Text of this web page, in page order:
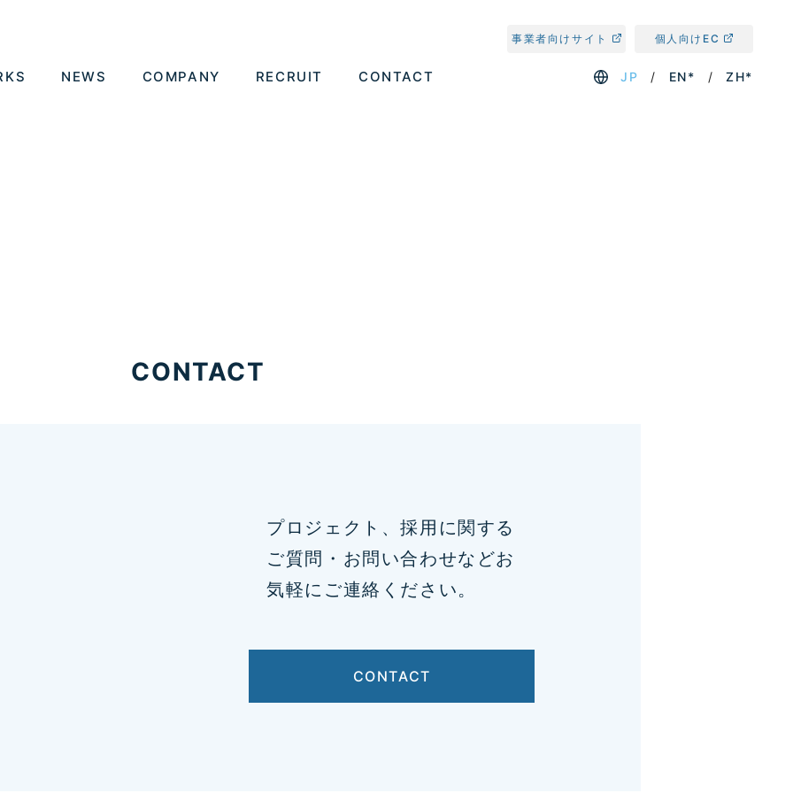
NEWS COMPANY RECRUIT CONTACT
事業者向けサイト 個人向けEC
JP EN* ZH*
CONTACT
プロジェクト、採用に関する
ご質問・お問い合わせなどお
気軽にご連絡ください。
CONTACT